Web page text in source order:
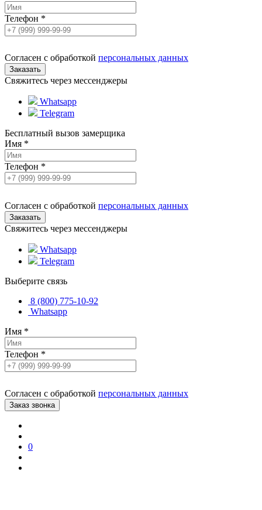
Телефон *
Согласен с обработкой персональных данных
Свяжитесь через мессенджеры
Whatsapp
Telegram
Бесплатный вызов замерщика
Имя *
Телефон *
Согласен с обработкой персональных данных
Свяжитесь через мессенджеры
Whatsapp
Telegram
Выберите связь
8 (800) 775-10-92
Whatsapp
Имя *
Телефон *
Согласен с обработкой персональных данных
0